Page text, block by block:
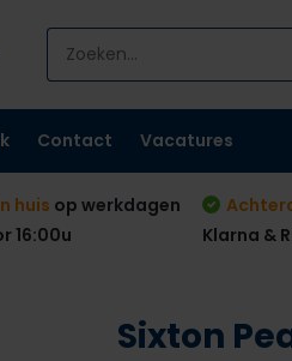
Contact Vacatures
huis op werkdagen
16:00u
Klarna &
Sixton